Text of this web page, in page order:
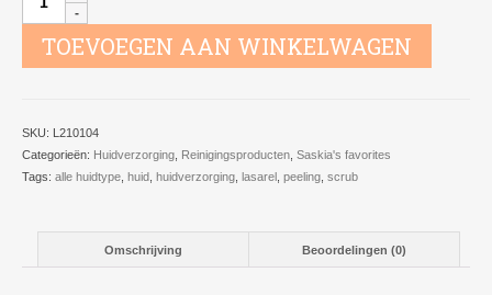
Sterke
alleTOEVOEGEN AAN WINKELWAGEN
SKU: L210104
Categorieën: Huidverzorging Reinigingsproducten Saskia's favorites
Tags: alle huidtype huid huidverzorging lasarel peeling scrub
Omschrijving Beoordelingen (0)